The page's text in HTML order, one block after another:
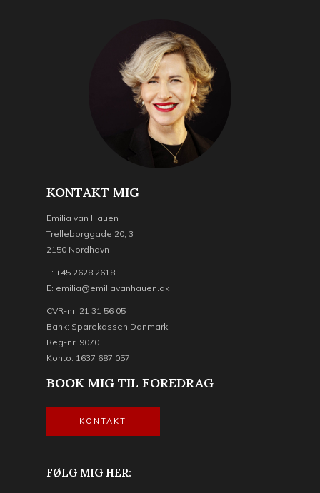
KONTAKT MIG
Emilia van Hauen
Trelleborggade 20, 3
2150 Nordhavn
T: +45 2628 2618
E: emilia@emiliavanhauen.dk
CVR-nr: 21 31 56 05
Bank: Sparekassen Danmark
Reg-nr: 9070
Konto: 1637 687 057
BOOK MIG TIL FOREDRAG
KONTAKT
FØLG MIG HER: